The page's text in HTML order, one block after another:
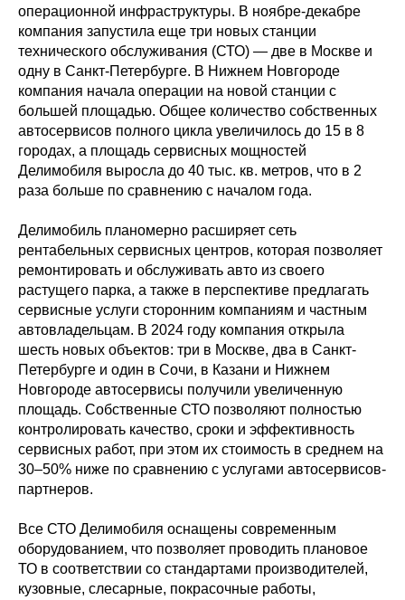
операционной инфраструктуры. В ноябре-декабре
компания запустила еще три новых станции
технического обслуживания (СТО) — две в Москве и
одну в Санкт-Петербурге. В Нижнем Новгороде
компания начала операции на новой станции с
большей площадью. Общее количество собственных
автосервисов полного цикла увеличилось до 15 в 8
городах, а площадь сервисных мощностей
Делимобиля выросла до 40 тыс. кв. метров, что в 2
раза больше по сравнению с началом года.
Делимобиль планомерно расширяет сеть
рентабельных сервисных центров, которая позволяет
ремонтировать и обслуживать авто из своего
растущего парка, а также в перспективе предлагать
сервисные услуги сторонним компаниям и частным
автовладельцам. В 2024 году компания открыла
шесть новых объектов: три в Москве, два в Санкт-
Петербурге и один в Сочи, в Казани и Нижнем
Новгороде автосервисы получили увеличенную
площадь. Собственные СТО позволяют полностью
контролировать качество, сроки и эффективность
сервисных работ, при этом их стоимость в среднем на
30–50% ниже по сравнению с услугами автосервисов-
партнеров.
Все СТО Делимобиля оснащены современным
оборудованием, что позволяет проводить плановое
ТО в соответствии со стандартами производителей,
кузовные, слесарные, покрасочные работы,